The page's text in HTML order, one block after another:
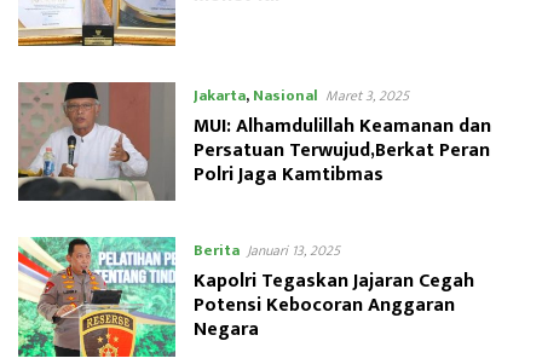
Jakarta,Nasional Maret 3, 2025
MUI: Alhamdulillah Keamanan dan
Persatuan Terwujud,Berkat Peran
Polri Jaga Kamtibmas
Berita Januari 13, 2025
Kapolri Tegaskan Jajaran Cegah
Potensi Kebocoran Anggaran
Negara